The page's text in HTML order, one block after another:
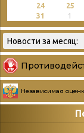
24 25
31
1
Независимая